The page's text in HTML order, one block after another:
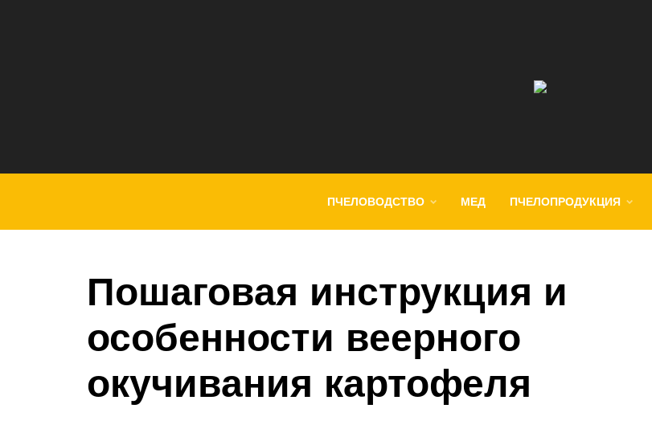
ПЧЕЛОВОДСТВО МЕД ПЧЕЛОПРОДУКЦИЯ
Пошаговая инструкция и
особенности веерного
окучивания картофеля